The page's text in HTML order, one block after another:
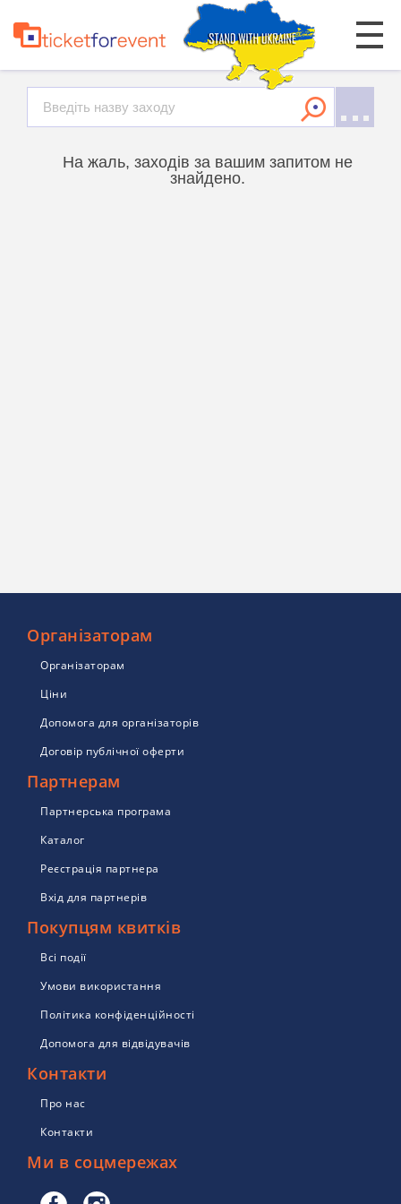
На жаль, заходів за вашим запитом не
знайдено.
Організаторам
Організаторам
Ціни
Допомога для організаторів
Договір публічної оферти
Партнерам
Партнерська програма
Каталог
Реєстрація партнера
Вхід для партнерів
Покупцям квитків
Всі події
Умови використання
Політика конфіденційності
Допомога для відвідувачів
Контакти
Про нас
Контакти
Ми в соцмережах